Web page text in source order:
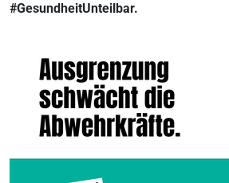
#GesundheitUnteilbar.